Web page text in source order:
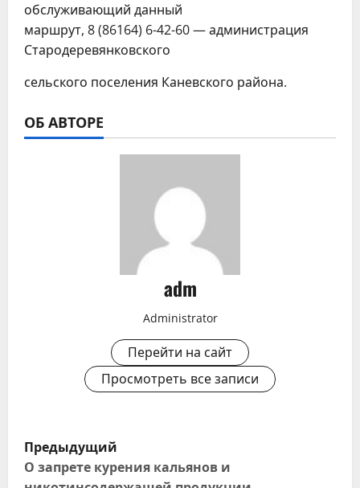
обслуживающий данный
маршрут, 8 (86164) 6-42-60 — администрация
Стародеревянковского
сельского поселения Каневского района.
ОБ АВТОРЕ
adm
Administrator
Перейти на сайт
Просмотреть все записи
Н
а
Предыдущий
О запрете курения кальянов и